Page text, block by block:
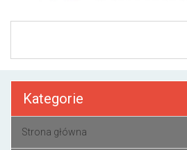
Kategorie
Strona główna